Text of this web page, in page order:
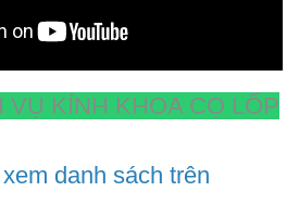
VỤ KÍNH KHOA CỌ LỐP
danh sách trên